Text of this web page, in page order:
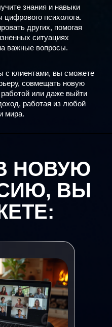
знания и навыки
цифрового психолога.
других, помогая
ситуациях
важные вопросы.
с клиентами, вы сможете
совмещать новую
или даже выйти
работая из любой
мира.
НОВУЮ
ВЫ